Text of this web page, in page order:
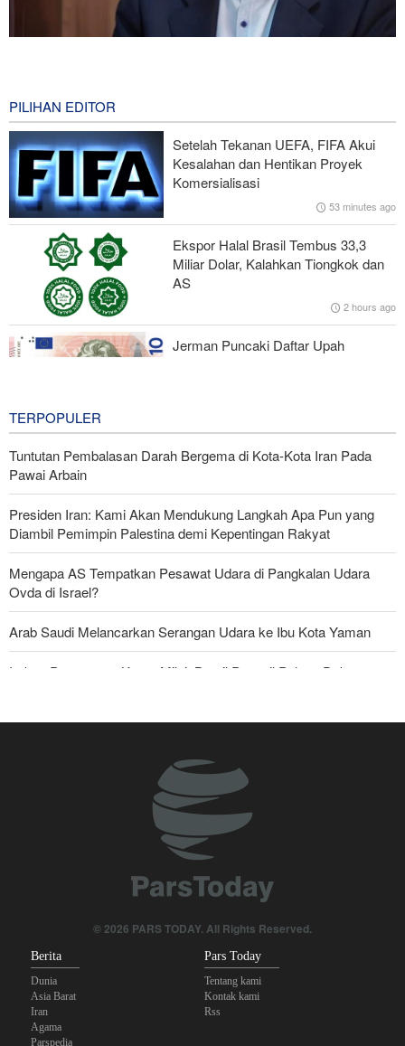
Presiden Iran: Kami Akan Mendukung Langkah Apa Pun yang
Diambil Pemimpin Palestina demi Kepentingan Rakyat
Trump Murka Soal Laporan Amunisi Habis, Ancam Pembocor
dengan Bui
Pakar HI Iran: Tidak Ada Perubahan dalam Strategi Iran di Selat
Hormuz
Koalisi Anti-Yaman; Konspirasi Zionis di Bab Al-Mandab dengan
Alat Saudi
PILIHAN EDITOR
Setelah Tekanan UEFA, FIFA Akui
Kesalahan dan Hentikan Proyek
Komersialisasi
53 minutes ago
Ekspor Halal Brasil Tembus 33,3
Miliar Dolar, Kalahkan Tiongkok dan
AS
2 hours ago
Jerman Puncaki Daftar Upah
TERPOPULER
Tuntutan Pembalasan Darah Bergema di Kota-Kota Iran Pada
Pawai Arbain
Presiden Iran: Kami Akan Mendukung Langkah Apa Pun yang
Diambil Pemimpin Palestina demi Kepentingan Rakyat
Mengapa AS Tempatkan Pesawat Udara di Pangkalan Udara
Ovda di Israel?
Arab Saudi Melancarkan Serangan Udara ke Ibu Kota Yaman
Imbas Pernyataan Kasar Milei; Brasil Panggil Pulang Dubes
Militer Yaman Serang Kapal Tanker Minyak Saudi
Tiga Tujuan AS di Balik Eskalasi, dan Mengapa Iran Tetap
Legislator Iran: AS Akan Segera Diusir dari Kawasan dan Semua
© 2026 PARS TODAY. All Rights Reserved.
Berita
Dunia
Asia Barat
Iran
Agama
Parspedia
Pars Today
Tentang kami
Kontak kami
Rss